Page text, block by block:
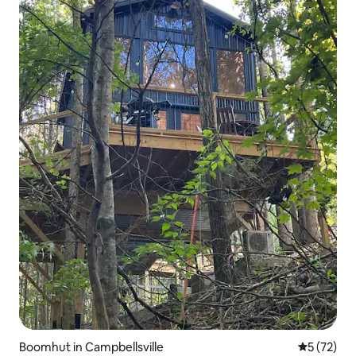
Boomhut in Campbellsville 5 (72)